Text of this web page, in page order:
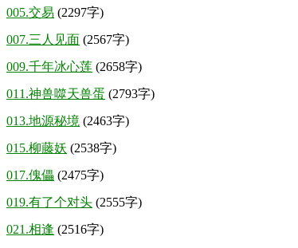
005.交易 (2297字)
007.三人见面 (2567字)
009.千年冰心莲 (2658字)
011.神兽噬天兽蛋 (2793字)
013.地源秘境 (2463字)
015.柳藤妖 (2538字)
017.傀儡 (2475字)
019.有了个对头 (2555字)
021.相逢 (2516字)